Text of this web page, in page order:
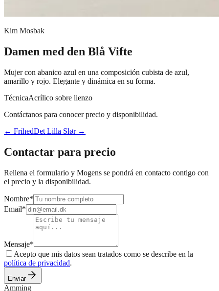
Kim Mosbak
Damen med den Blå Vifte
Mujer con abanico azul en una composición cubista de azul,
amarillo y rojo. Elegante y dinámica en su forma.
TécnicaAcrílico sobre lienzo
Contáctanos para conocer precio y disponibilidad.
← FrihedDet Lilla Slør→
Contactar para precio
Rellena el formulario y Mogens se pondrá en contacto contigo con
el precio y la disponibilidad.
Nombre*
Email*
Mensaje*
Acepto que mis datos sean tratados como se describe en la
política de privacidad.
Enviar
Amming